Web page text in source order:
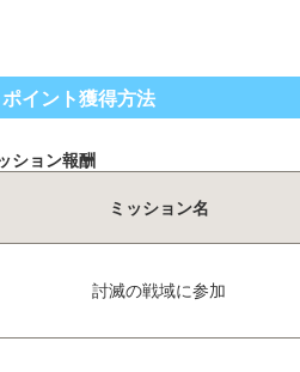
イント獲得方法
ション報酬
ミッション名
討滅の戦域に参加